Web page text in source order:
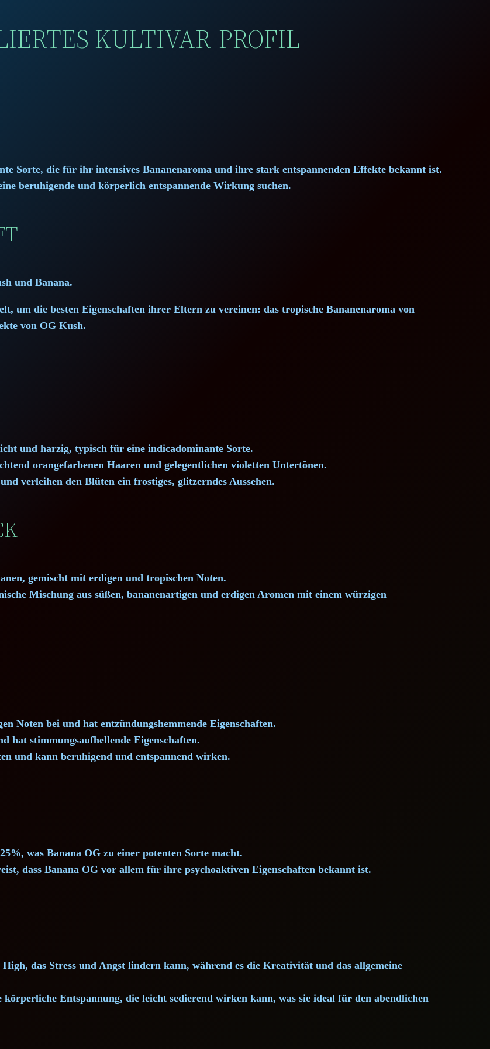
KULTIVAR-PROFIL
Sorte, die für ihr intensives Bananenaroma und ihre stark entspannenden Effekte bekannt ist.
beruhigende und körperlich entspannende Wirkung suchen.
und Banana.
um die besten Eigenschaften ihrer Eltern zu vereinen: das tropische Bananenaroma von
von OG Kush.
und harzig, typisch für eine indicadominante Sorte.
orangefarbenen Haaren und gelegentlichen violetten Untertönen.
verleihen den Blüten ein frostiges, glitzerndes Aussehen.
gemischt mit erdigen und tropischen Noten.
Mischung aus süßen, bananenartigen und erdigen Aromen mit einem würzigen
Noten bei und hat entzündungshemmende Eigenschaften.
hat stimmungsaufhellende Eigenschaften.
und kann beruhigend und entspannend wirken.
was Banana OG zu einer potenten Sorte macht.
dass Banana OG vor allem für ihre psychoaktiven Eigenschaften bekannt ist.
High, das Stress und Angst lindern kann, während es die Kreativität und das allgemeine
körperliche Entspannung, die leicht sedierend wirken kann, was sie ideal für den abendlichen